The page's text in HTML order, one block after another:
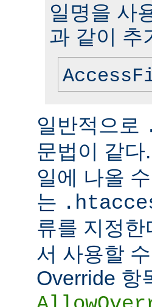
일명을 사
과 같이 추
일반적으로
문법이 같다.
일에 나올
는
류를 지정한
서 사용할
Override 항